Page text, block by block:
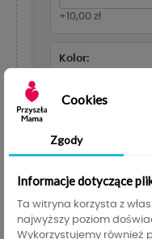
+10,00 zł
Kolor:
Cookies
Zgody
Informacje dotyczące
Ta witryna korzysta z
najwyższy poziom
Wykorzystujemy również